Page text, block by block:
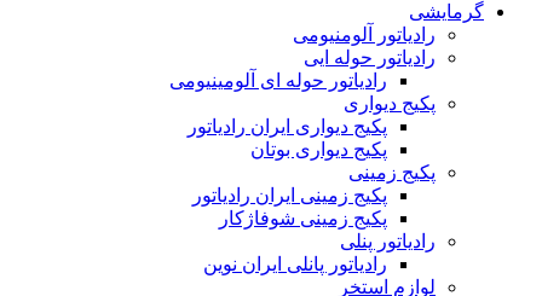
گرمایشی
رادیاتور آلومنیومی
رادیاتور حوله ایی
رادیاتور حوله ای آلومینیومی
پکیج دیواری
پکیج دیواری ایران رادیاتور
پکیج دیواری بوتان
پکیج زمینی
پکیج زمینی ایران رادیاتور
پکیج زمینی شوفاژکار
رادیاتور پنلی
رادیاتور پانلی ایران نوین
لوازم استخر